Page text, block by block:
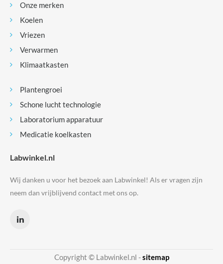
Onze merken
Koelen
Vriezen
Verwarmen
Klimaatkasten
Plantengroei
Schone lucht technologie
Laboratorium apparatuur
Medicatie koelkasten
Labwinkel.nl
Wij danken u voor het bezoek aan Labwinkel! Als er vragen zijn
neem dan vrijblijvend contact met ons op.
Copyright © Labwinkel.nl -sitemap